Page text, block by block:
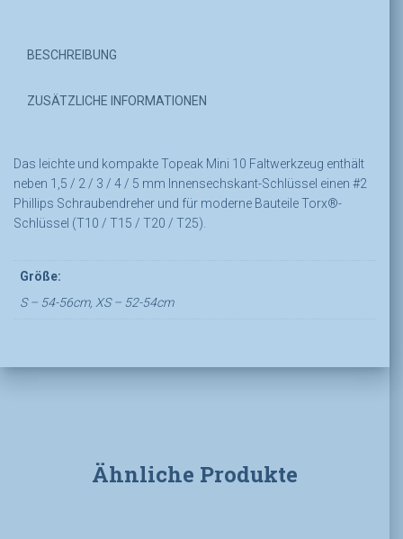
BESCHREIBUNG
ZUSÄTZLICHE INFORMATIONEN
Das leichte und kompakte Topeak Mini 10 Faltwerkzeug enthält
neben 1,5 / 2 / 3 / 4 / 5 mm Innensechskant-Schlüssel einen #2
Phillips Schraubendreher und für moderne Bauteile Torx®-
Schlüssel (T10 / T15 / T20 / T25).
Größe:
S – 54-56cm, XS – 52-54cm
Ähnliche Produkte